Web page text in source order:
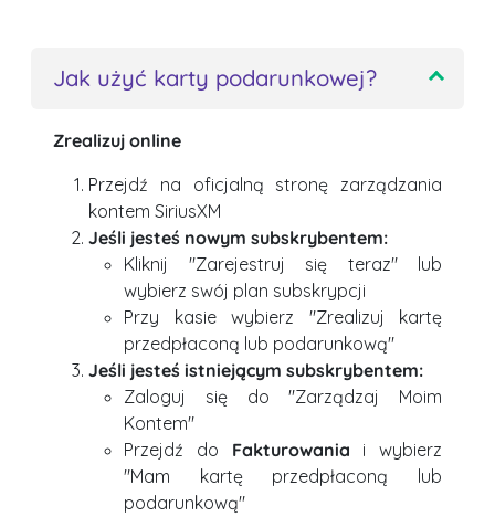
Jak użyć karty podarunkowej?
Zrealizuj online
Przejdź na oficjalną stronę zarządzania
kontem SiriusXM
Jeśli jesteś nowym subskrybentem:
Kliknij "Zarejestruj się teraz" lub
wybierz swój plan subskrypcji
Przy kasie wybierz "Zrealizuj kartę
przedpłaconą lub podarunkową"
Jeśli jesteś istniejącym subskrybentem:
Zaloguj się do "Zarządzaj Moim
Kontem"
Przejdź do Fakturowania i wybierz
"Mam kartę przedpłaconą lub
podarunkową"